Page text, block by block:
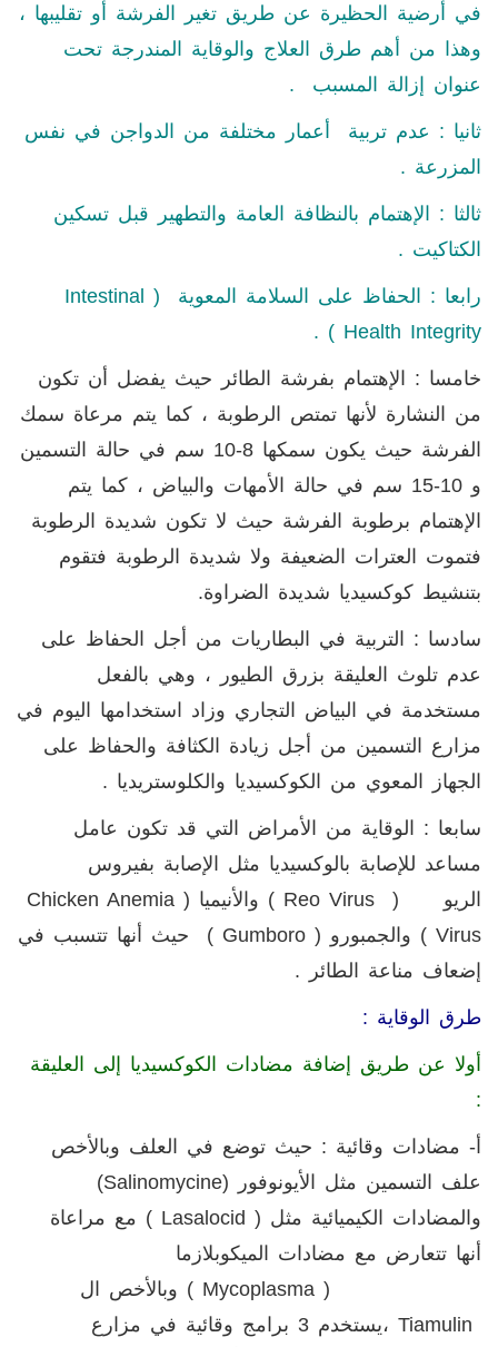
في أرضية الحظيرة عن طريق تغير الفرشة أو تقليبها ،
وهذا من أهم طرق العلاج والوقاية المندرجة تحت
عنوان إزالة المسبب .
ثانيا : عدم تربية أعمار مختلفة من الدواجن في نفس
المزرعة .
ثالثا : الإهتمام بالنظافة العامة والتطهير قبل تسكين
الكتاكيت .
رابعا : الحفاظ على السلامة المعوية ( Intestinal
Health Integrity
) .
خامسا : الإهتمام بفرشة الطائر حيث يفضل أن تكون
من النشارة لأنها تمتص الرطوبة ، كما يتم مرعاة سمك
الفرشة حيث يكون سمكها 8-10 سم في حالة التسمين
و 10-15 سم في حالة الأمهات والبياض ، كما يتم
الإهتمام برطوبة الفرشة حيث لا تكون شديدة الرطوبة
فتموت العترات الضعيفة ولا شديدة الرطوبة فتقوم
بتنشيط كوكسيديا شديدة الضراوة.
سادسا : التربية في البطاريات من أجل الحفاظ على
عدم تلوث العليقة بزرق الطيور ، وهي بالفعل
مستخدمة في البياض التجاري وزاد استخدامها اليوم في
مزارع التسمين من أجل زيادة الكثافة والحفاظ على
الجهاز المعوي من الكوكسيديا والكلوستريديا .
سابعا : الوقاية من الأمراض التي قد تكون عامل
مساعد للإصابة بالوكسيديا مثل الإصابة بفيروس
الريو (
Reo Virus ) والأنيميا ( Chicken Anemia
Virus ) والجمبورو ( ( Gumboro
حيث أنها تتسبب في
إضعاف مناعة الطائر .
طرق الوقاية :
أولا عن طريق إضافة مضادات الكوكسيديا إلى العليقة
:
أ- مضادات وقائية : حيث توضع في العلف وبالأخص
علف التسمين مثل الأيونوفور (Salinomycine
)
والمضادات الكيميائية مثل ( Lasalocid ) مع مراعاة
أنها تتعارض مع مضادات الميكوبلازما
(
Mycoplasma ) وبالأخص ال
Tiamulin
،يستخدم 3 برامج وقائية في مزارع